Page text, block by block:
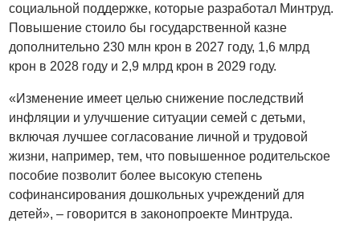
социальной поддержке, которые разработал Минтруд.
Повышение стоило бы государственной казне
дополнительно 230 млн крон в 2027 году, 1,6 млрд
крон в 2028 году и 2,9 млрд крон в 2029 году.
«Изменение имеет целью снижение последствий
инфляции и улучшение ситуации семей с детьми,
включая лучшее согласование личной и трудовой
жизни, например, тем, что повышенное родительское
пособие позволит более высокую степень
софинансирования дошкольных учреждений для
детей», – говорится в законопроекте Минтруда.